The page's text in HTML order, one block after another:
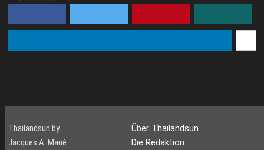
Thailandsun by
Jacques A. Maué
Über Thailandsun
Die Redaktion